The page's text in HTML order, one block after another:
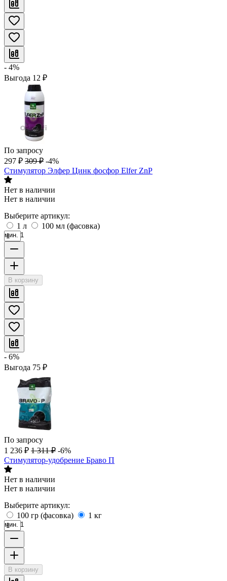
- 4%
Выгода 12 ₽
По запросу
297 ₽ 309 ₽ -4%
Стимулятор Элфер Цинк фосфор Elfer ZnP
Нет в наличии
Нет в наличии
Выберите артикул:
1 л
100 мл (фасовка)
мин. 1
В корзину
- 6%
Выгода 75 ₽
По запросу
1 236 ₽ 1 311 ₽ -6%
Стимулятор-удобрение Браво П
Нет в наличии
Нет в наличии
Выберите артикул:
100 гр (фасовка)
1 кг
мин. 1
В корзину